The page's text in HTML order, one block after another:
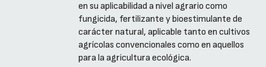
en su aplicabilidad a nivel agrario como
fungicida, fertilizante y bioestimulante de
carácter natural, aplicable tanto en cultivos
agrícolas convencionales como en aquellos
para la agricultura ecológica.